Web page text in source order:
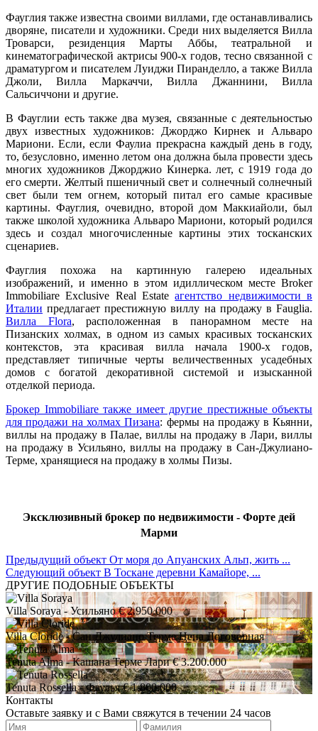
Фауглия также известна своими виллами, где останавливались
дворяне, писатели и художники. Среди них выделяется Вилла
Троварси, резиденция Марты Аббы, театральной и
кинематографической актрисы 900-х годов, тесно связанной с
драматургом и писателем Луиджи Пиранделло, а также Вилла
Джоли, Вилла Маркаччи, Вилла Джаннини, Вилла
Сальсиччони и другие.
В Фауглии есть также два музея, связанные с деятельностью
двух известных художников: Джорджо Кирнек и Альваро
Мариони. Если, если Фаулиа прекрасна каждый день в году,
то, безусловно, именно летом она должна была провести здесь
многих художников Джорджио Кинерка. лет, с 1919 года до
его смерти. Желтый пшеничный свет и солнечный солнечный
свет были тем огнем, который питал его самые красивые
картины. Фауглия, очевидно, второй дом Маккиайоли, был
также школой художника Альваро Мариони, который родился
здесь и создал многочисленные картины этих тосканских
сценариев.
Фауглия похожа на картинную галерею идеальных
изображений, и именно в этом идиллическом месте Broker
Immobiliare Exclusive Real Estateагентство недвижимости в
Италии предлагает престижную виллу на продажу в Fauglia.
Вилла Flora, расположенная в панорамном месте на
Пизанских холмах, в одном из самых красивых тосканских
контекстов, эта красивая вилла начала 1900-х годов,
представляет типичные черты величественных усадебных
домов с богатой декоративной системой и изысканной
отделкой периода.
Брокер Immobiliare также имеет другие престижные объекты
для продажи на холмах Пизана: фермы на продажу в Кьянни,
виллы на продажу в Палае, виллы на продажу в Лари, виллы
на продажу в Усильяно, виллы на продажу в Сан-Джулиано-
Терме, хранящиеся на продажу в холмы Пизы.
Эксклюзивный брокер по недвижимости - Форте дей
Марми
Предыдущий объект От моря до Апуанских Альп, жить ...
Следующий объект В Тоскане деревни Камайоре, ...
ДРУГИЕ ПОДОБНЫЕ ОБЪЕКТЫ
Villa Soraya- Усильяно € 2.950.000
Villa Cloride- Сан Джулиано Терме Цена Договорная
Tenuta Alma- Кашана Терме Лари € 3.200.000
Tenuta Rossella- Фаулья € 1.800.000
Контакты
Оставьте заявку и с Вами свяжутся в течении 24 часов